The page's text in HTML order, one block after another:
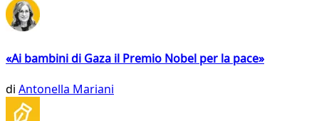
«Ai bambini di Gaza il Premio Nobel per la pace»
di Antonella Mariani